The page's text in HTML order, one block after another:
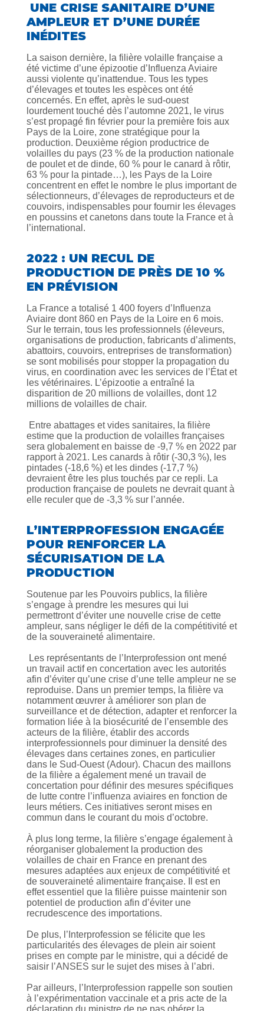
UNE CRISE SANITAIRE D’UNE
AMPLEUR ET D’UNE DURÉE
INÉDITES
La saison dernière, la filière volaille française a
été victime d’une épizootie d’Influenza Aviaire
aussi violente qu’inattendue. Tous les types
d’élevages et toutes les espèces ont été
concernés. En effet, après le sud-ouest
lourdement touché dès l’automne 2021, le virus
s’est propagé fin février pour la première fois aux
Pays de la Loire, zone stratégique pour la
production. Deuxième région productrice de
volailles du pays (23 % de la production nationale
de poulet et de dinde, 60 % pour le canard à rôtir,
63 % pour la pintade…), les Pays de la Loire
concentrent en effet le nombre le plus important de
sélectionneurs, d’élevages de reproducteurs et de
couvoirs, indispensables pour fournir les élevages
en poussins et canetons dans toute la France et à
l’international.
2022 : UN RECUL DE
PRODUCTION DE PRÈS DE 10 %
EN PRÉVISION
La France a totalisé 1 400 foyers d’Influenza
Aviaire dont 860 en Pays de la Loire en 6 mois.
Sur le terrain, tous les professionnels (éleveurs,
organisations de production, fabricants d’aliments,
abattoirs, couvoirs, entreprises de transformation)
se sont mobilisés pour stopper la propagation du
virus, en coordination avec les services de l’État et
les vétérinaires. L’épizootie a entraîné la
disparition de 20 millions de volailles, dont 12
millions de volailles de chair.
Entre abattages et vides sanitaires, la filière
estime que la production de volailles françaises
sera globalement en baisse de -9,7 % en 2022 par
rapport à 2021. Les canards à rôtir (-30,3 %), les
pintades (-18,6 %) et les dindes (-17,7 %)
devraient être les plus touchés par ce repli. La
production française de poulets ne devrait quant à
elle reculer que de -3,3 % sur l’année.
L’INTERPROFESSION ENGAGÉE
POUR RENFORCER LA
SÉCURISATION DE LA
PRODUCTION
Soutenue par les Pouvoirs publics, la filière
s’engage à prendre les mesures qui lui
permettront d’éviter une nouvelle crise de cette
ampleur, sans négliger le défi de la compétitivité et
de la souveraineté alimentaire.
Les représentants de l’Interprofession ont mené
un travail actif en concertation avec les autorités
afin d’éviter qu’une crise d’une telle ampleur ne se
reproduise. Dans un premier temps, la filière va
notamment œuvrer à améliorer son plan de
surveillance et de détection, adapter et renforcer la
formation liée à la biosécurité de l’ensemble des
acteurs de la filière, établir des accords
interprofessionnels pour diminuer la densité des
élevages dans certaines zones, en particulier
dans le Sud-Ouest (Adour). Chacun des maillons
de la filière a également mené un travail de
concertation pour définir des mesures spécifiques
de lutte contre l’influenza aviaires en fonction de
leurs métiers. Ces initiatives seront mises en
commun dans le courant du mois d’octobre.
À plus long terme, la filière s’engage également à
réorganiser globalement la production des
volailles de chair en France en prenant des
mesures adaptées aux enjeux de compétitivité et
de souveraineté alimentaire française. Il est en
effet essentiel que la filière puisse maintenir son
potentiel de production afin d’éviter une
recrudescence des importations.
De plus, l’Interprofession se félicite que les
particularités des élevages de plein air soient
prises en compte par le ministre, qui a décidé de
saisir l’ANSES sur le sujet des mises à l’abri.
Par ailleurs, l’Interprofession rappelle son soutien
à l’expérimentation vaccinale et a pris acte de la